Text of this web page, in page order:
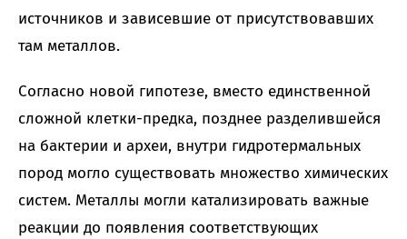
источников и зависевшие от присутствовавших
там металлов.
Согласно новой гипотезе, вместо единственной
сложной клетки-предка, позднее разделившейся
на бактерии и археи, внутри гидротермальных
пород могло существовать множество химических
систем. Металлы могли катализировать важные
реакции до появления соответствующих